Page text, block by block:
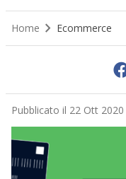
Home Ecommerce
Pubblicato il 22 Ott 2020